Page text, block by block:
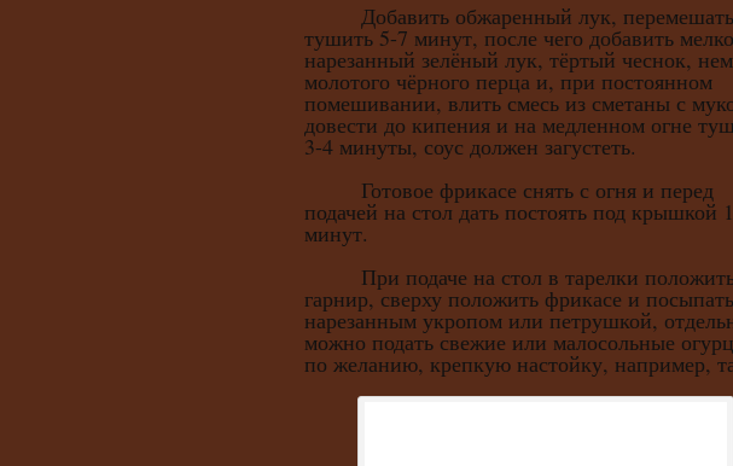
Добавить обжаренный лук,
тушить 5-7 минут, после чего добавить мелко
нарезанный зелёный лук, тёртый чеснок,
молотого чёрного перца и, при постоянном
помешивании, влить смесь из сметаны с
довести до кипения и на медленном огне
3-4 минуты, соус должен загустеть.
Готовое фрикасе снять с огня и перед
подачей на стол дать постоять под крышкой
минут.
При подаче на стол в тарелки
гарнир, сверху положить фрикасе и посыпать
нарезанным укропом или петрушкой,
можно подать свежие или малосольные
по желанию, крепкую настойку, например,